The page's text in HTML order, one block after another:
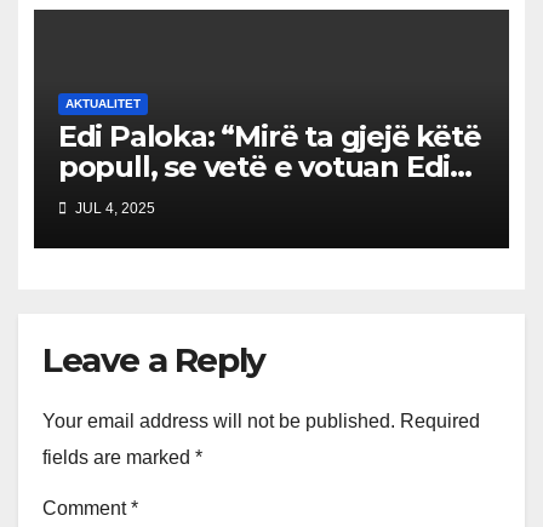
AKTUALITET
Edi Paloka: “Mirë ta gjejë këtë
popull, se vetë e votuan Edi
Ramën. Ç’kanë që ankohen
tani?”
JUL 4, 2025
Leave a Reply
Your email address will not be published. Required
fields are marked *
Comment*